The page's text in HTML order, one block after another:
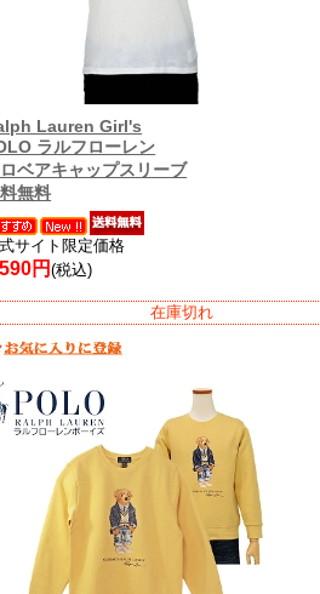
Lauren Girl's
ラルフローレン
ベアキャップスリーブ
無料
サイト限定価格
円(税込)
在庫切れ